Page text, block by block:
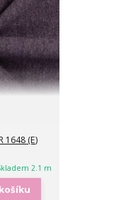
1648 (E)
2.1 m